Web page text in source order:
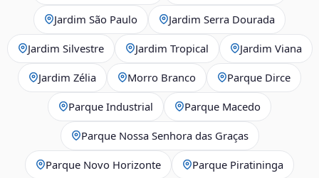
Jardim São Paulo Jardim Serra Dourada
Jardim Silvestre Jardim Tropical Jardim Viana
Jardim Zélia Morro Branco Parque Dirce
Parque Industrial Parque Macedo
Parque Nossa Senhora das Graças
Parque Novo Horizonte Parque Piratininga